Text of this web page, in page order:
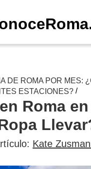
DE ROMA POR MES:
ESTACIONES? /
Roma
Kate